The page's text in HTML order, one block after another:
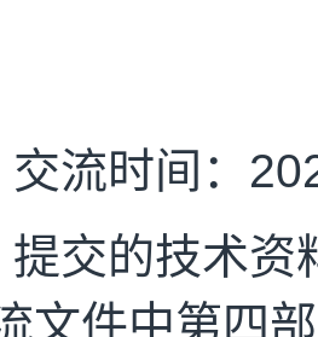
交流时间：
提交的技术资
文件中第四